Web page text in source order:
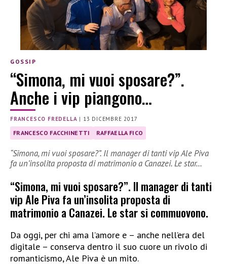
GOSSIP
“Simona, mi vuoi sposare?”.
Anche i vip piangono…
FRANCESCO FREDELLA | 13 DICEMBRE 2017
FRANCESCO FACCHINETTI RAFFAELLA FICO
“Simona, mi vuoi sposare?”. Il manager di tanti vip Ale Piva
fa un’insolita proposta di matrimonio a Canazei. Le star…
“Simona, mi vuoi sposare?”. Il manager di tanti
vip Ale Piva fa un’insolita proposta di
matrimonio a Canazei. Le star si commuovono.
Da oggi, per chi ama l’amore e – anche nell’era del
digitale – conserva dentro il suo cuore un rivolo di
romanticismo, Ale Piva è un mito.